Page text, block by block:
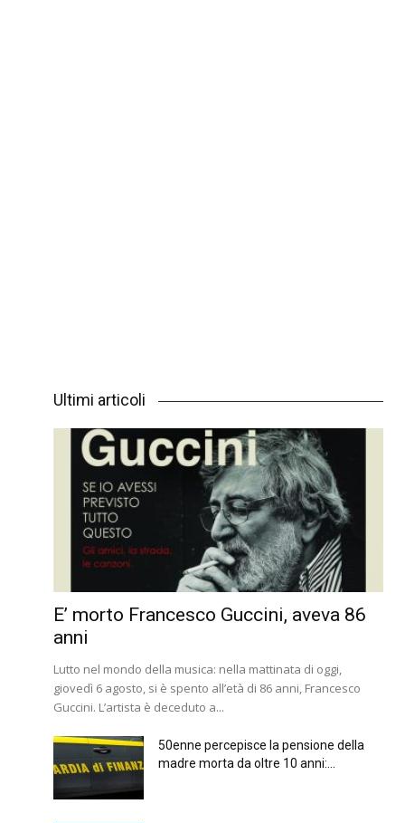
Ultimi articoli
E’ morto Francesco Guccini, aveva 86
anni
Lutto nel mondo della musica: nella mattinata di oggi,
giovedì 6 agosto, si è spento all’età di 86 anni, Francesco
Guccini. L’artista è deceduto a...
50enne percepisce la pensione della
madre morta da oltre 10 anni:...